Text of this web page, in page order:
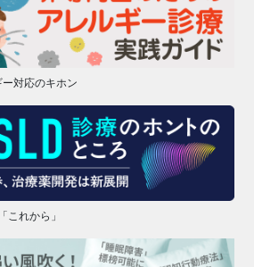
対応のキホン
これから」